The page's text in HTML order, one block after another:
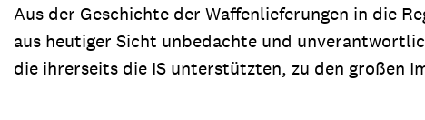
Aus der Geschichte der Waffenlieferungen in die
aus heutiger Sicht unbedachte und
die ihrerseits die IS unterstützten, zu den großen